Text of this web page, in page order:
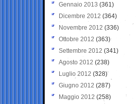
Gennaio 2013 (361)
Dicembre 2012 (364)
Novembre 2012 (336)
Ottobre 2012 (363)
Settembre 2012 (341)
Agosto 2012 (238)
Luglio 2012 (328)
Giugno 2012 (287)
Maggio 2012 (258)